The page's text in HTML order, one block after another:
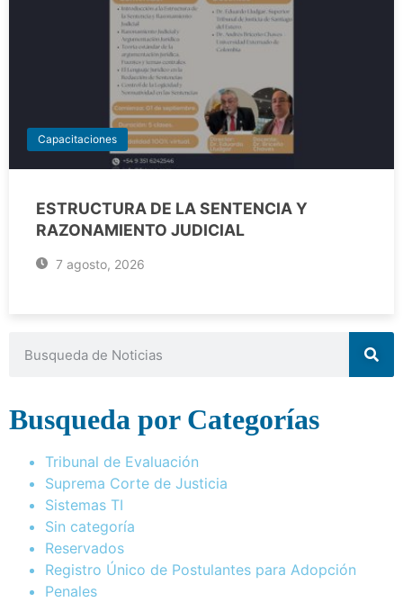
Capacitaciones
ESTRUCTURA DE LA SENTENCIA Y
RAZONAMIENTO JUDICIAL
7 agosto, 2026
Busqueda por Categorías
Tribunal de Evaluación
Suprema Corte de Justicia
Sistemas TI
Sin categoría
Reservados
Registro Único de Postulantes para Adopción
Penales